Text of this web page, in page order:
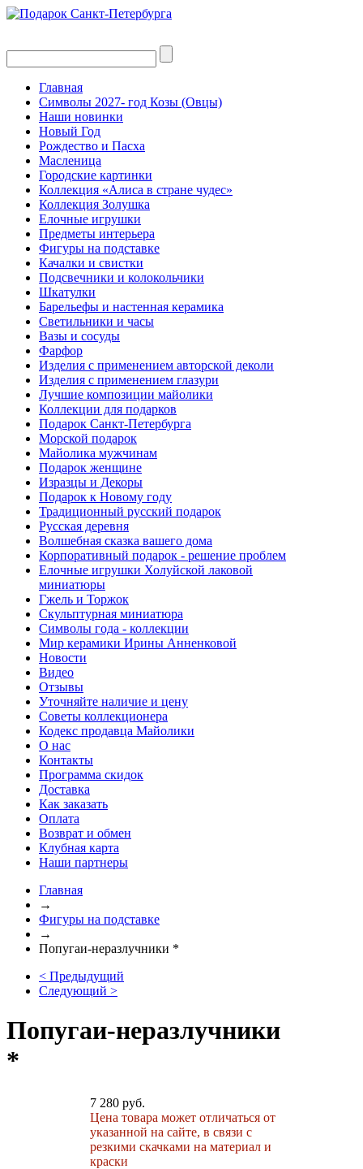
Главная
Символы 2027- год Козы (Овцы)
Наши новинки
Новый Год
Рождество и Пасха
Масленица
Городские картинки
Коллекция «Алиса в стране чудес»
Коллекция Золушка
Елочные игрушки
Предметы интерьера
Фигуры на подставке
Качалки и свистки
Подсвечники и колокольчики
Шкатулки
Барельефы и настенная керамика
Светильники и часы
Вазы и сосуды
Фарфор
Изделия с применением авторской деколи
Изделия с применением глазури
Лучшие композиции майолики
Коллекции для подарков
Подарок Санкт-Петербурга
Морской подарок
Майолика мужчинам
Подарок женщине
Изразцы и Декоры
Подарок к Новому году
Традиционный русский подарок
Русская деревня
Волшебная сказка вашего дома
Корпоративный подарок - решение проблем
Елочные игрушки Холуйской лаковой
миниатюры
Гжель и Торжок
Скульптурная миниатюра
Символы года - коллекции
Мир керамики Ирины Анненковой
Новости
Видео
Отзывы
Уточняйте наличие и цену
Советы коллекционера
Кодекс продавца Майолики
О нас
Контакты
Программа скидок
Доставка
Как заказать
Оплата
Возврат и обмен
Клубная карта
Наши партнеры
Главная
→
Фигуры на подставке
→
Попугаи-неразлучники *
< Предыдущий
Следующий >
Попугаи-неразлучники
*
7 280 руб.
Цена товара может отличаться от
указанной на сайте, в связи с
резкими скачками на материал и
краски